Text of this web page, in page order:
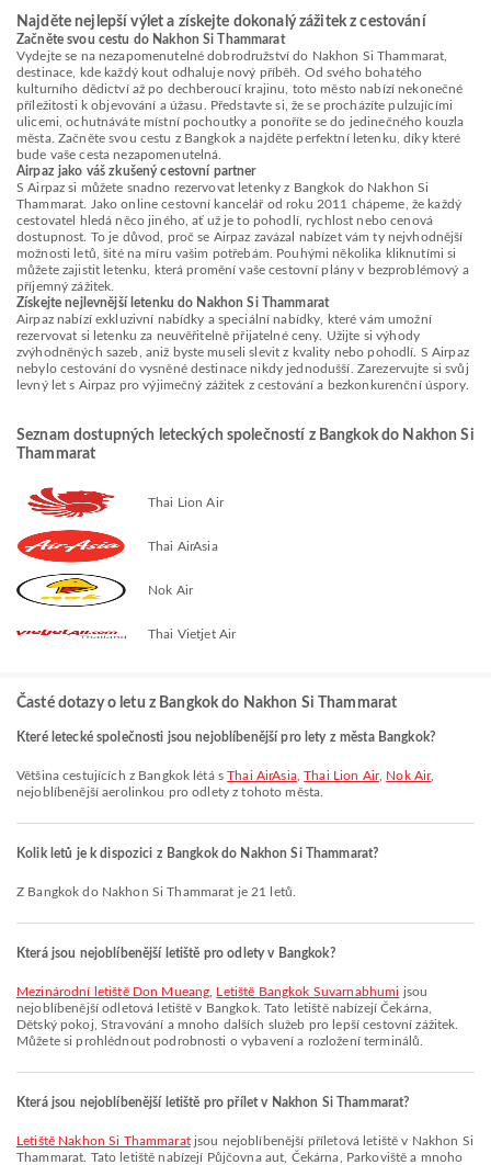
Najděte nejlepší výlet a získejte dokonalý zážitek z cestování
Začněte svou cestu do Nakhon Si Thammarat
Vydejte se na nezapomenutelné dobrodružství do Nakhon Si Thammarat,
destinace, kde každý kout odhaluje nový příběh. Od svého bohatého
kulturního dědictví až po dechberoucí krajinu, toto město nabízí nekonečné
příležitosti k objevování a úžasu. Představte si, že se procházíte pulzujícími
ulicemi, ochutnáváte místní pochoutky a ponoříte se do jedinečného kouzla
města. Začněte svou cestu z Bangkok a najděte perfektní letenku, díky které
bude vaše cesta nezapomenutelná.
Airpaz jako váš zkušený cestovní partner
S Airpaz si můžete snadno rezervovat letenky z Bangkok do Nakhon Si
Thammarat. Jako online cestovní kancelář od roku 2011 chápeme, že každý
cestovatel hledá něco jiného, ať už je to pohodlí, rychlost nebo cenová
dostupnost. To je důvod, proč se Airpaz zavázal nabízet vám ty nejvhodnější
možnosti letů, šité na míru vašim potřebám. Pouhými několika kliknutími si
můžete zajistit letenku, která promění vaše cestovní plány v bezproblémový a
příjemný zážitek.
Získejte nejlevnější letenku do Nakhon Si Thammarat
Airpaz nabízí exkluzivní nabídky a speciální nabídky, které vám umožní
rezervovat si letenku za neuvěřitelně přijatelné ceny. Užijte si výhody
zvýhodněných sazeb, aniž byste museli slevit z kvality nebo pohodlí. S Airpaz
nebylo cestování do vysněné destinace nikdy jednodušší. Zarezervujte si svůj
levný let s Airpaz pro výjimečný zážitek z cestování a bezkonkurenční úspory.
Seznam dostupných leteckých společností z Bangkok do Nakhon Si
Thammarat
Thai Lion Air
Thai AirAsia
Nok Air
Thai Vietjet Air
Časté dotazy o letu z Bangkok do Nakhon Si Thammarat
Které letecké společnosti jsou nejoblíbenější pro lety z města Bangkok?
Většina cestujících z Bangkok létá sThai AirAsia,Thai Lion Air, Nok Air,
nejoblíbenější aerolinkou pro odlety z tohoto města.
Kolik letů je k dispozici z Bangkok do Nakhon Si Thammarat?
Z Bangkok do Nakhon Si Thammarat je 21 letů.
Která jsou nejoblíbenější letiště pro odlety v Bangkok?
Mezinárodní letiště Don Mueang Letiště Bangkok Suvarnabhumi jsou
nejoblíbenější odletová letiště v Bangkok. Tato letiště nabízejí Čekárna,
Dětský pokoj, Stravování a mnoho dalších služeb pro lepší cestovní zážitek.
Můžete si prohlédnout podrobnosti o vybavení a rozložení terminálů.
Která jsou nejoblíbenější letiště pro přílet v Nakhon Si Thammarat?
Letiště Nakhon Si Thammaratjsou nejoblíbenější příletová letiště v Nakhon Si
Thammarat. Tato letiště nabízejí Půjčovna aut, Čekárna, Parkoviště a mnoho